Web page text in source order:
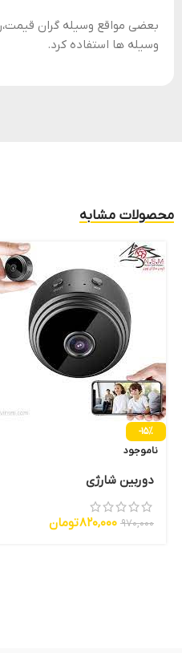
بعضی مواقع وسیله گران
وسیله ها استفاده کرد.
محصولات مشابه
-15%
ناموجود
دوربین شارژی
970,000
820,000تومان